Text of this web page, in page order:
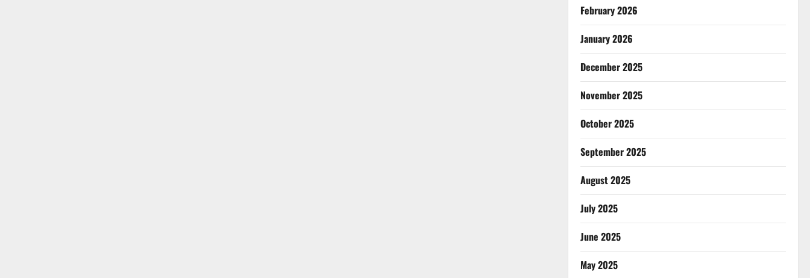
February 2026
January 2026
December 2025
November 2025
October 2025
September 2025
August 2025
July 2025
June 2025
May 2025